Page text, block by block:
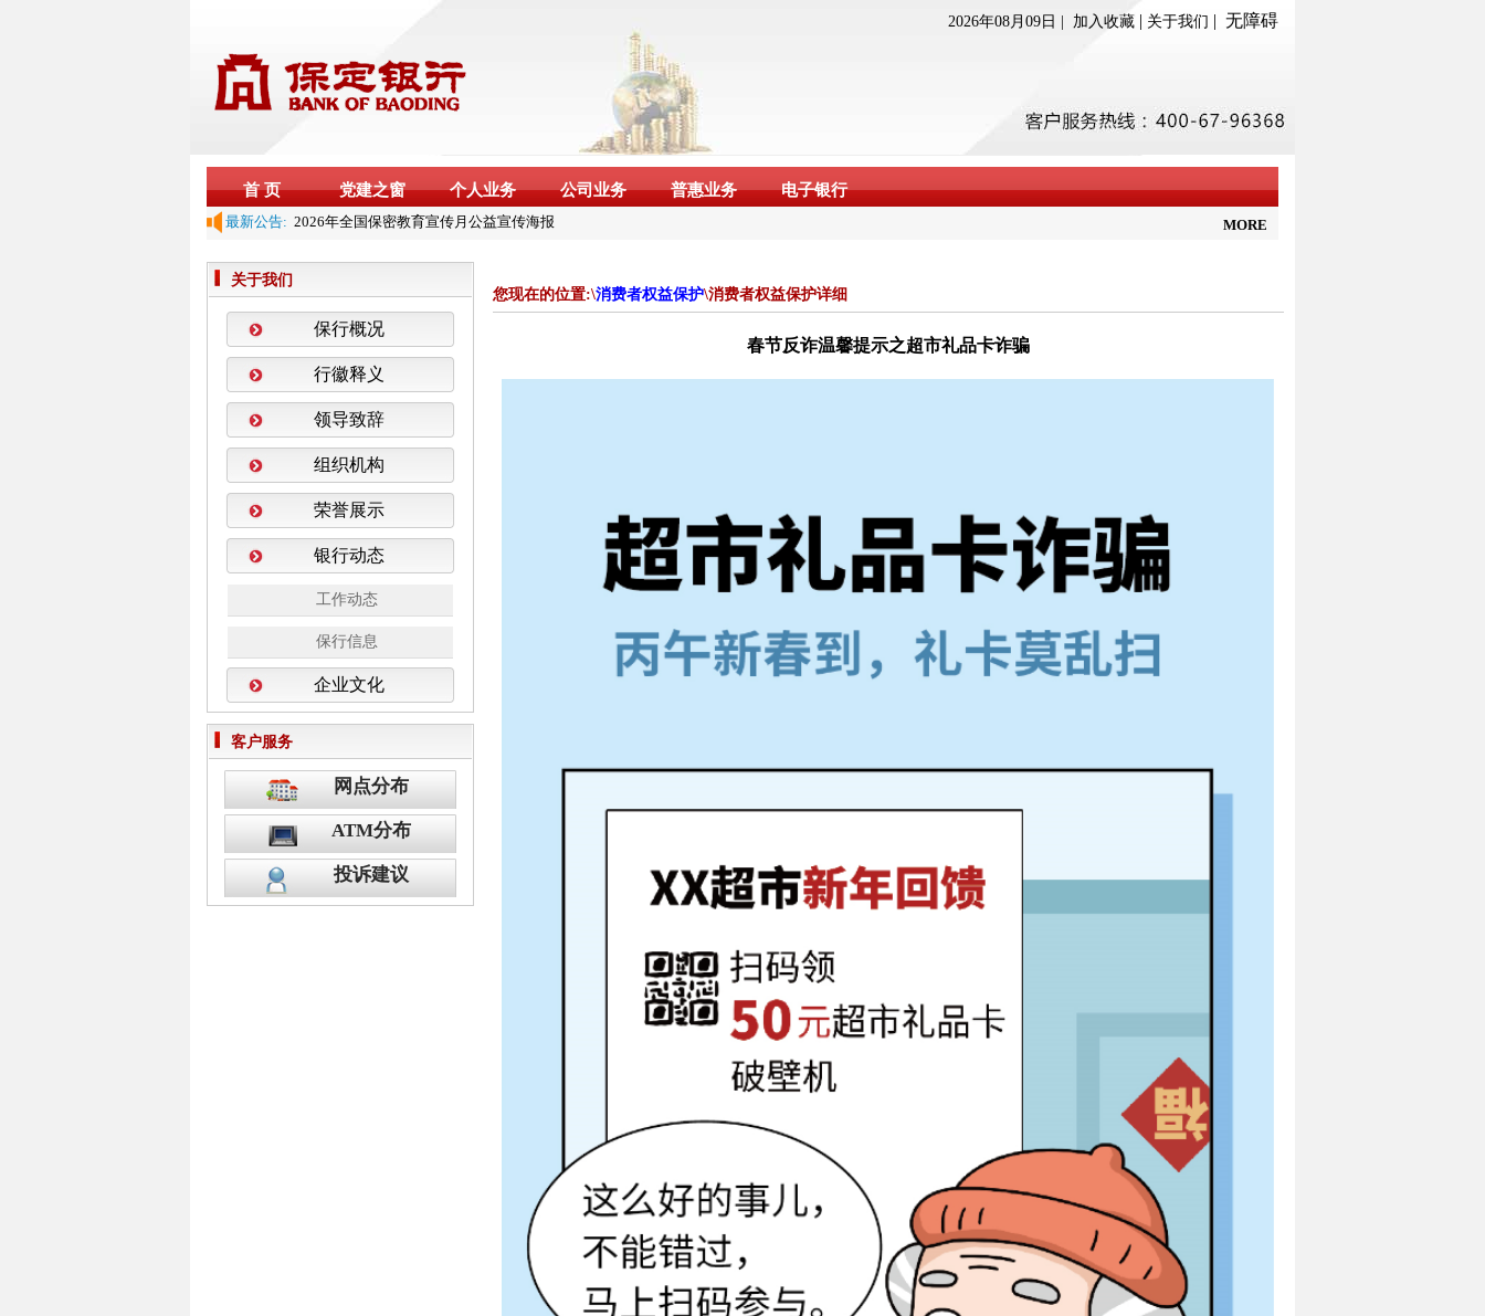
2026年08月09日 | 加入收藏 | 关于我们 | 无障碍
首 页 党建之窗 个人业务 公司业务 普惠业务 电子银行
最新公告: 保定银行关于2026年春节期间网点营业时间安排的公告
保定银行关于2026年元旦期间网点营业时间安排的公告
保定银行个人贷款正常履约年化综合融资成本公示
关于保定银行股份有限公司与农银理财有限责任公司开
展合作的公告
保定银行关于2026年端午节期间网点营业时间安排的公
关于保定银行股份有限公司与华夏理财有限责任公司开
展合作的公告
2026年全国保密教育宣传月公益宣传海报
MORE
关于我们
保行概况
行徽释义
领导致辞
组织机构
荣誉展示
银行动态
工作动态
保行信息
企业文化
客户服务
网点分布
ATM分布
投诉建议
您现在的位置:\消费者权益保护\消费者权益保护详细
春节反诈温馨提示之超市礼品卡诈骗